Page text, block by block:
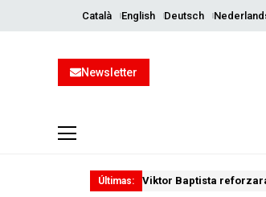
Català English Deutsch
Newsletter
Últimas: Viktor Baptista